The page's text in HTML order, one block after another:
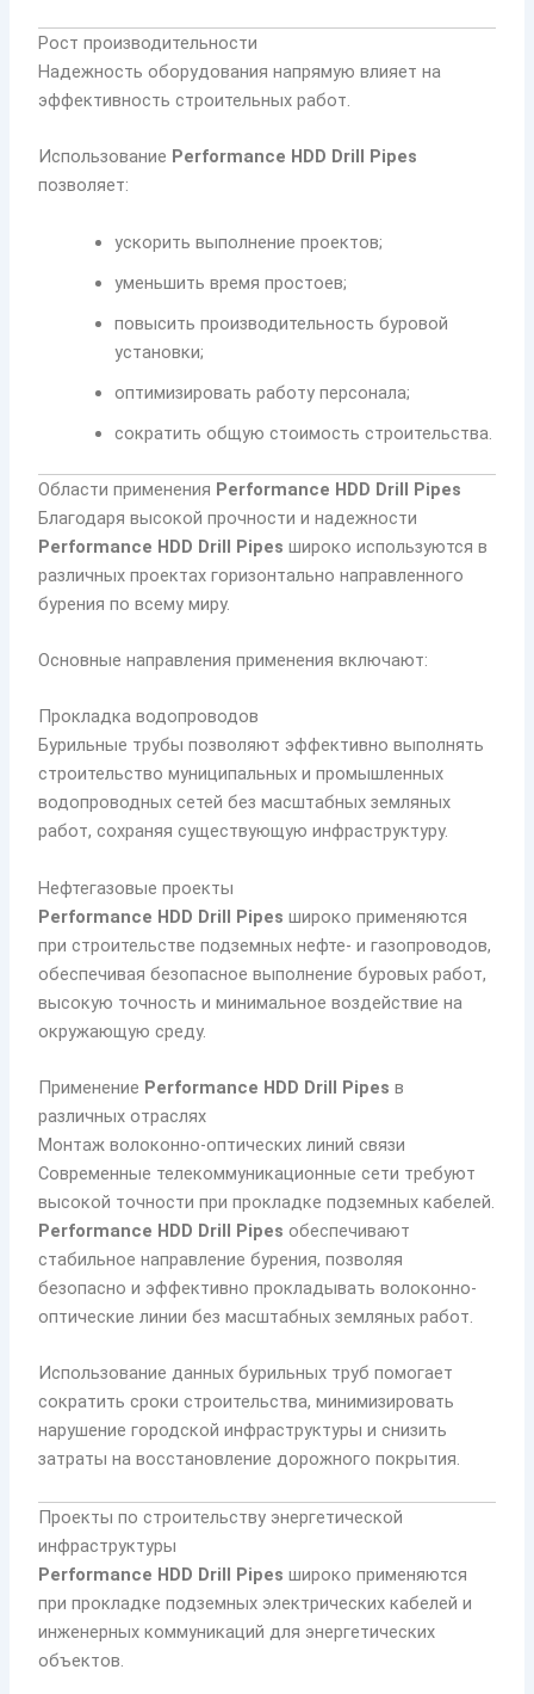
Рост производительности
Надежность оборудования напрямую влияет на
эффективность строительных работ.
Использование Performance HDD Drill Pipes
позволяет:
ускорить выполнение проектов;
уменьшить время простоев;
повысить производительность буровой
установки;
оптимизировать работу персонала;
сократить общую стоимость строительства.
Области применения Performance HDD Drill Pipes
Благодаря высокой прочности и надежности
Performance HDD Drill Pipes широко используются в
различных проектах горизонтально направленного
бурения по всему миру.
Основные направления применения включают:
Прокладка водопроводов
Бурильные трубы позволяют эффективно выполнять
строительство муниципальных и промышленных
водопроводных сетей без масштабных земляных
работ, сохраняя существующую инфраструктуру.
Нефтегазовые проекты
Performance HDD Drill Pipes широко применяются
при строительстве подземных нефте- и газопроводов,
обеспечивая безопасное выполнение буровых работ,
высокую точность и минимальное воздействие на
окружающую среду.
Применение Performance HDD Drill Pipes в
различных отраслях
Монтаж волоконно-оптических линий связи
Современные телекоммуникационные сети требуют
высокой точности при прокладке подземных кабелей.
Performance HDD Drill Pipes обеспечивают
стабильное направление бурения, позволяя
безопасно и эффективно прокладывать волоконно-
оптические линии без масштабных земляных работ.
Использование данных бурильных труб помогает
сократить сроки строительства, минимизировать
нарушение городской инфраструктуры и снизить
затраты на восстановление дорожного покрытия.
Проекты по строительству энергетической
инфраструктуры
Performance HDD Drill Pipes широко применяются
при прокладке подземных электрических кабелей и
инженерных коммуникаций для энергетических
объектов.